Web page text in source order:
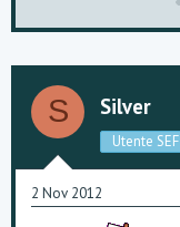
a
e
n
t
i
:
S Silver
Utente SEF
2 Nov 2012